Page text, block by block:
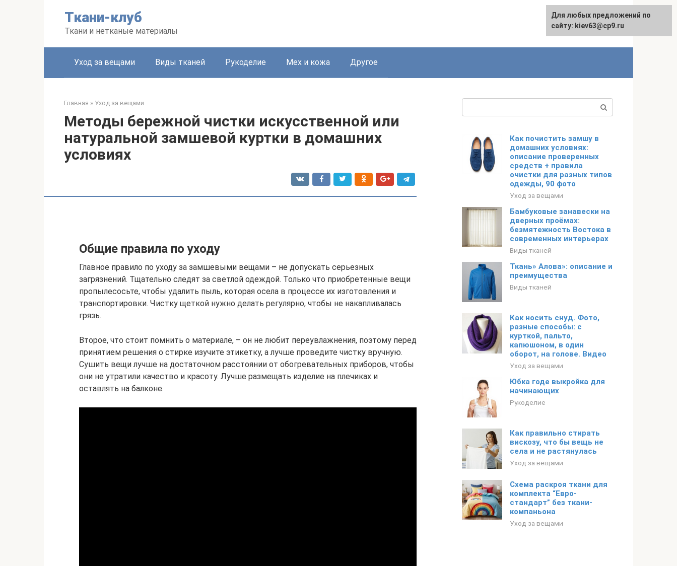
Ткани-клуб
Ткани и нетканые материалы
Уход за вещами Виды тканей Рукоделие Мех и кожа Другое
Главная » Уход за вещами
Методы бережной чистки искусственной или
натуральной замшевой куртки в домашних
условиях
Общие правила по уходу
Главное правило по уходу за замшевыми вещами – не допускать серьезных
загрязнений. Тщательно следят за светлой одеждой. Только что приобретенные вещи
пропылесосьте, чтобы удалить пыль, которая осела в процессе их изготовления и
транспортировки. Чистку щеткой нужно делать регулярно, чтобы не накапливалась
грязь.
Второе, что стоит помнить о материале, – он не любит переувлажнения, поэтому перед
принятием решения о стирке изучите этикетку, а лучше проведите чистку вручную.
Сушить вещи лучше на достаточном расстоянии от обогревательных приборов, чтобы
они не утратили качество и красоту. Лучше размещать изделие на плечиках и
оставлять на балконе.
Как почистить замшу в
домашних условиях:
описание проверенных
средств + правила
очистки для разных типов
одежды, 90 фото
Уход за вещами
Бамбуковые занавески на
дверных проёмах:
безмятежность Востока в
современных интерьерах
Виды тканей
Ткань» Алова»: описание и
преимущества
Виды тканей
Как носить снуд. Фото,
разные способы: с
курткой, пальто,
капюшоном, в один
оборот, на голове. Видео
Уход за вещами
Юбка годе выкройка для
начинающих
Рукоделие
Как правильно стирать
вискозу, что бы вещь не
села и не растянулась
Уход за вещами
Схема раскроя ткани для
комплекта “Евро-
стандарт” без ткани-
компаньона
Уход за вещами
Для любых предложений по
сайту: kiev63@cp9.ru